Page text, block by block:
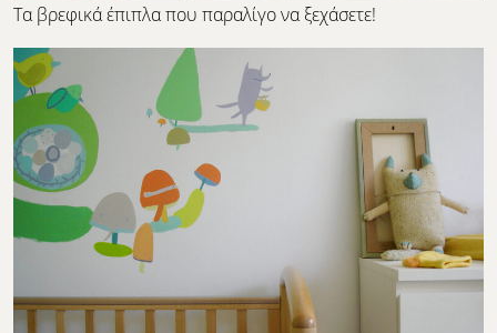
Τα βρεφικά έπιπλα που παραλίγο να ξεχάσετε!